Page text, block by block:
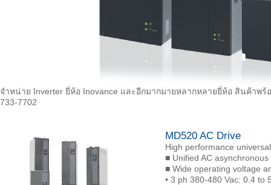
จำหน่าย Inverter ยี่ห้อ Inovance และอีกมากมายหลากหลายยี่ห้อ สินค้าพ
733-7702
MD520 AC Drive
High performance
■ Unified AC
■ Wide operating voltage
• 3 ph 380-480 Vac: 0.4 to